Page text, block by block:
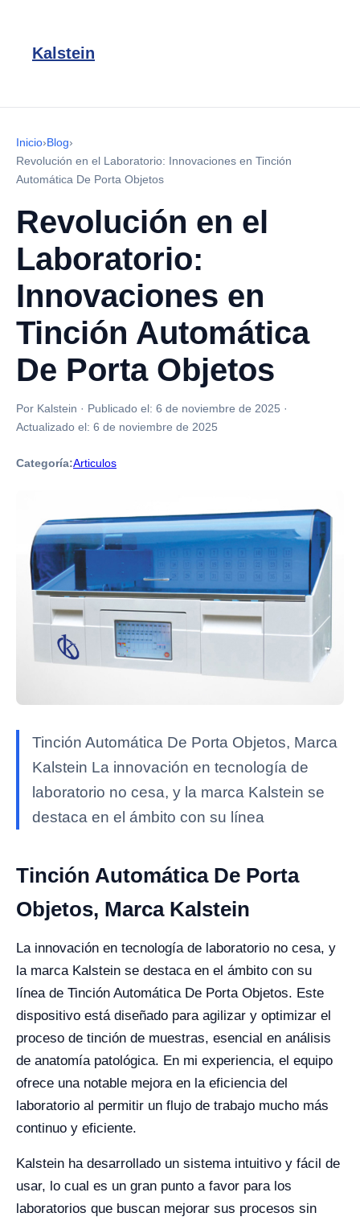
Kalstein
Inicio›Blog›
Revolución en el Laboratorio: Innovaciones en Tinción
Automática De Porta Objetos
Revolución en el
Laboratorio:
Innovaciones en
Tinción Automática
De Porta Objetos
Por Kalstein · Publicado el: 6 de noviembre de 2025 ·
Actualizado el: 6 de noviembre de 2025
Categoría:Articulos
Tinción Automática De Porta Objetos, Marca
Kalstein La innovación en tecnología de
laboratorio no cesa, y la marca Kalstein se
destaca en el ámbito con su línea
Tinción Automática De Porta
Objetos, Marca Kalstein
La innovación en tecnología de laboratorio no cesa, y
la marca Kalstein se destaca en el ámbito con su
línea de Tinción Automática De Porta Objetos. Este
dispositivo está diseñado para agilizar y optimizar el
proceso de tinción de muestras, esencial en análisis
de anatomía patológica. En mi experiencia, el equipo
ofrece una notable mejora en la eficiencia del
laboratorio al permitir un flujo de trabajo mucho más
continuo y eficiente.
Kalstein ha desarrollado un sistema intuitivo y fácil de
usar, lo cual es un gran punto a favor para los
laboratorios que buscan mejorar sus procesos sin